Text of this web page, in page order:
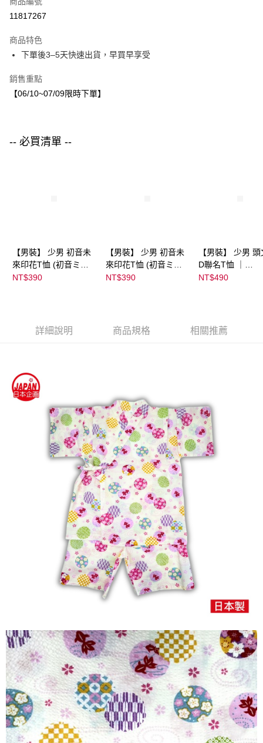
LINE Pay
街口支付
悠遊付
每筆NT$80，滿NT$1,500(含以上)免運費
11817267
商品特色
下單後3–5天快速出貨，早買早享受
銷售重點
【06/10~07/09限時下單】
-- 必買清單 --
【男裝】 少男 初音未
來印花T恤 (初音ミク)
｜
NT$390
【男裝】 少男 初音未
來印花T恤 (初音ミク)
｜
NT$390
【男裝】 少男
D聯名T恤 ｜
NT$490
詳細說明 商品規格 相關推薦